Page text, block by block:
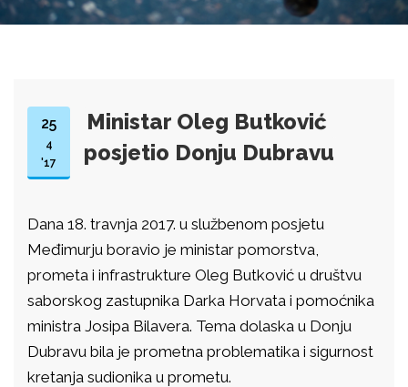
25
4
'17
Ministar Oleg Butković
posjetio Donju Dubravu
Dana 18. travnja 2017. u službenom posjetu
Međimurju boravio je ministar pomorstva,
prometa i infrastrukture Oleg Butković u društvu
saborskog zastupnika Darka Horvata i pomoćnika
ministra Josipa Bilavera. Tema dolaska u Donju
Dubravu bila je prometna problematika i sigurnost
kretanja sudionika u prometu.